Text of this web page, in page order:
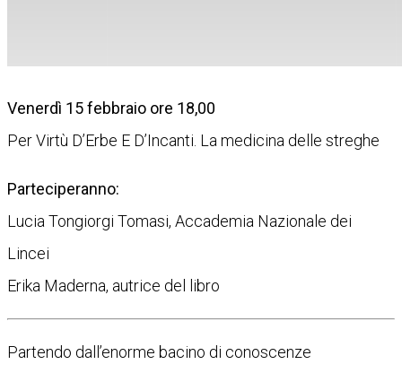
Venerdì 15 febbraio ore 18,00
Per Virtù D’Erbe E D’Incanti. La medicina delle streghe
Parteciperanno:
Lucia Tongiorgi Tomasi, Accademia Nazionale dei
Lincei
Erika Maderna, autrice del libro
Partendo dall’enorme bacino di conoscenze